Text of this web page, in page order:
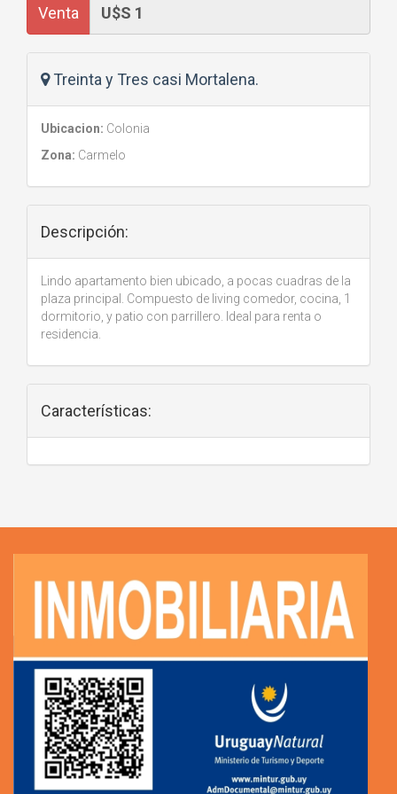
Venta
Treinta y Tres casi Mortalena.
Ubicacion: Colonia
Zona: Carmelo
Descripción:
Lindo apartamento bien ubicado, a pocas cuadras de la
plaza principal. Compuesto de living comedor, cocina, 1
dormitorio, y patio con parrillero. Ideal para renta o
residencia.
Características: